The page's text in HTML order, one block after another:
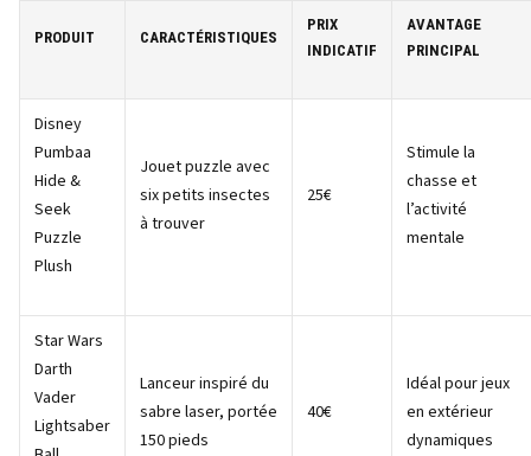
PRODUIT CARACTÉRISTIQUES
PRIX
INDICATIF
AVANTAGE
PRINCIPAL
Disney
Pumbaa
Hide &
Seek
Puzzle
Plush
Jouet puzzle avec
six petits insectes
à trouver
25€
Stimule la
chasse et
l’activité
mentale
Star Wars
Darth
Vader
Lightsaber
Lanceur inspiré du
sabre laser, portée
150 pieds
40€
Idéal pour jeux
en extérieur
dynamiques